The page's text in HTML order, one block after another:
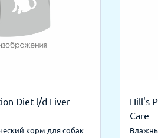
Diet l/d Liver
корм для собак
Hill's
Care